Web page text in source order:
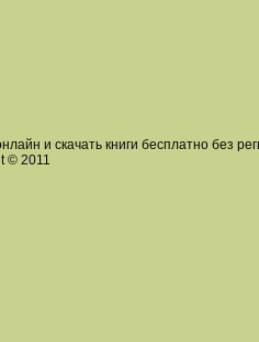
и скачать книги бесплатно без
© 2011